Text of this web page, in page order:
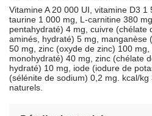
Vitamine A 20 000 UI, vitamine D3 1
taurine 1 000 mg, L-carnitine 380
pentahydraté) 4 mg, cuivre (chélate
aminés, hydraté) 5 mg, manganèse
50 mg, zinc (oxyde de zinc) 100
monohydraté) 40 mg, zinc (chélate
hydraté) 10 mg, iode (iodure de
(sélénite de sodium) 0,2 mg. kcal/
naturels.